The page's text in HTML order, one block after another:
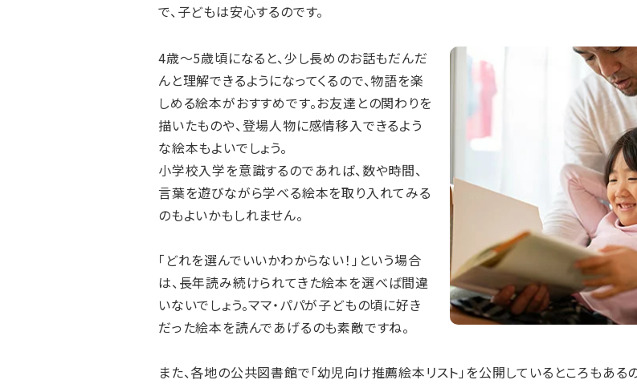
で、子どもは安心するのです。
4歳～5歳頃になると、少し長めのお話もだんだ
んと理解できるようになってくるので、物語を楽
しめる絵本がおすすめです。お友達との関わりを
描いたものや、登場人物に感情移入できるよう
な絵本もよいでしょう。
小学校入学を意識するのであれば、数や時間、
言葉を遊びながら学べる絵本を取り入れてみる
のもよいかもしれません。
「どれを選んでいいかわからない！」という場合
は、長年読み続けられてきた絵本を選べば間違
いないでしょう。ママ・パパが子どもの頃に好き
だった絵本を読んであげるのも素敵ですね。
また、各地の公共図書館で「幼児向け推薦絵本リスト」を公開しているところもある